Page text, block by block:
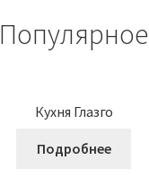
Популярное
Кухня Глазго
Подробнее